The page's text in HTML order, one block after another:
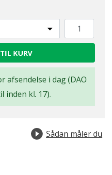
KURV
afsendelse i dag (DAO
inden kl. 17).
Sådan måler du